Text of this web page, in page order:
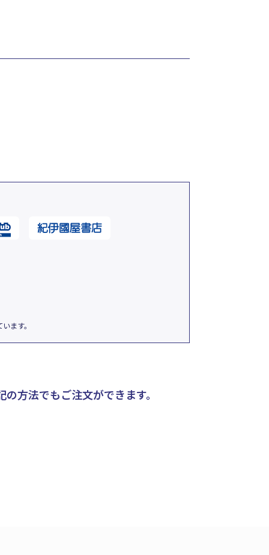
ます。
方法でもご注文ができます。